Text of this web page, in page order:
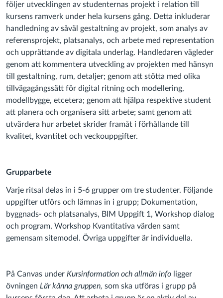
följer utvecklingen av studenternas projekt i relation till
kursens ramverk under hela kursens gång. Detta inkluderar
handledning av såväl gestaltning av projekt, som analys av
referensprojekt, platsanalys, och arbete med representation
och upprättande av digitala underlag. Handledaren vägleder
genom att kommentera utveckling av projekten med hänsyn
till gestaltning, rum, detaljer; genom att stötta med olika
tillvägagångssätt för digital ritning och modellering,
modellbygge, etcetera; genom att hjälpa respektive student
att planera och organisera sitt arbete; samt genom att
utvärdera hur arbetet skrider framåt i förhållande till
kvalitet, kvantitet och veckouppgifter.
Grupparbete
Varje ritsal delas in i 5-6 grupper om tre studenter. Följande
uppgifter utförs och lämnas in i grupp; Dokumentation,
byggnads- och platsanalys, BIM Uppgift 1, Workshop dialog
och program, Workshop Kvantitativa värden samt
gemensam sitemodel. Övriga uppgifter är individuella.
På Canvas under Kursinformation och allmän info ligger
övningen Lär känna gruppen, som ska utföras i grupp på